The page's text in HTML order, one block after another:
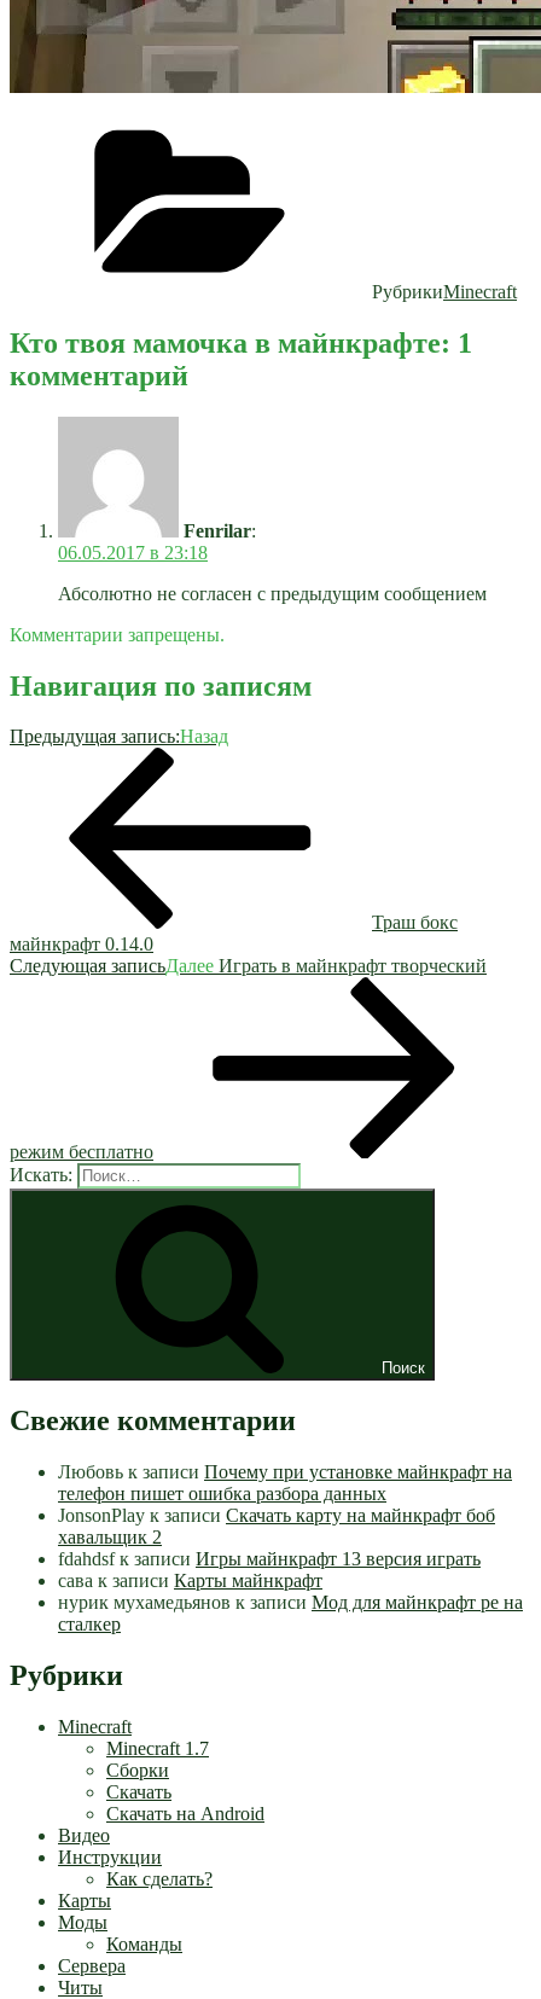
РубрикиMinecraft
Кто твоя мамочка в майнкрафте: 1
комментарий
Fenrilar:
06.05.2017 в 23:18
Абсолютно не согласен с предыдущим сообщением
Комментарии запрещены.
Навигация по записям
Предыдущая запись:Назад
Траш бокс
майнкрафт 0.14.0
Следующая записьДалее Играть в майнкрафт творческий
режим бесплатно
Искать:
Поиск
Свежие комментарии
Любовь к записи Почему при установке майнкрафт на
телефон пишет ошибка разбора данных
JonsonPlay к записи Скачать карту на майнкрафт боб
хавальщик 2
fdahdsfк записи Игры майнкрафт 13 версия играть
сава к записи Карты майнкрафт
нурик мухамедьянов к записи Мод для майнкрафт pe на
сталкер
Рубрики
Minecraft
Minecraft 1.7
Сборки
Скачать
Скачать на Android
Видео
Инструкции
Как сделать?
Карты
Моды
Команды
Сервера
Читы